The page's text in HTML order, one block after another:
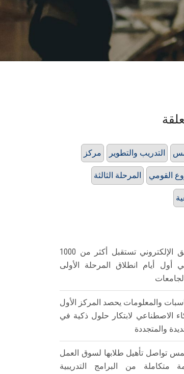
مركز التدريب والتطوير
المرحلة الثالثة القومي
معامل التنسيق الإلكتروني تستقبل أكثر من 1000
أول أيام انطلاق المرحلة الأولى
والمعلومات يحصد المركز الأول
الاصطناعي لابتكار حلول ذكية في
والمتجددة
تواصل تأهيل طلابها لسوق العمل
من البرامج التدريبية